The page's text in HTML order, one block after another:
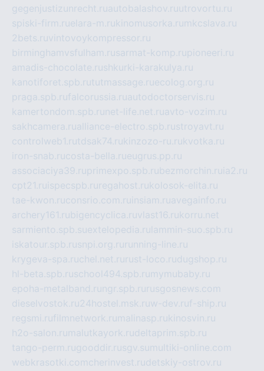
gegenjustizunrecht.ruautobalashov.ruutrovortu.ru
spiski-firm.ruelara-m.rukinomusorka.ru mkcslava.ru
2bets.ruvintovoykompressor.ru
birminghamvsfulham.rusarmat-komp.rupioneeri.ru
amadis-chocolate.rushkurki-karakulya.ru
kanotiforet.spb.rututmassage.ruecolog.org.ru
praga.spb.rufalcorussia.ruautodoctorservis.ru
kamertondom.spb.ru net-life.net.ruavto-vozim.ru
sakhcamera.rualliance-electro.spb.rustroyavt.ru
controlweb1.rutdsak74.rukinzozo-ru.rukvotka.ru
iron-snab.rucosta-bella.rueugrus.pp.ru
associaciya39.ruprimexpo.spb.rubezmorchin.ru ia2.ru
cpt21.ru ispecspb.ru regahost.rukolosok-elita.ru
tae-kwon.ruconsrio.com.ru insiam.ruavegainfo.ru
archery161.rubigencyclica.ruvlast16.rukorru.net
sarmiento.spb.suextelopedia.ru lammin-suo.spb.ru
iskatour.spb.rusnpi.org.ru running-line.ru
krygeva-spa.ruchel.net.ru rust-loco.rudugshop.ru
hl-beta.spb.ruschool494.spb.ru mymubaby.ru
epoha-metalband.ru ngr.spb.ru rusgosnews.com
dieselvostok.ru24hostel.msk.ruw-dev.ruf-ship.ru
regsmi.rufilmnetwork.ru malinasp.rukinosvin.ru
h2o-salon.ru malutkayork.rudeltaprim.spb.ru
tango-perm.rugooddir.rusgv.su multiki-online.com
webkrasotki.comcherinvest.rudetskiy-ostrov.ru